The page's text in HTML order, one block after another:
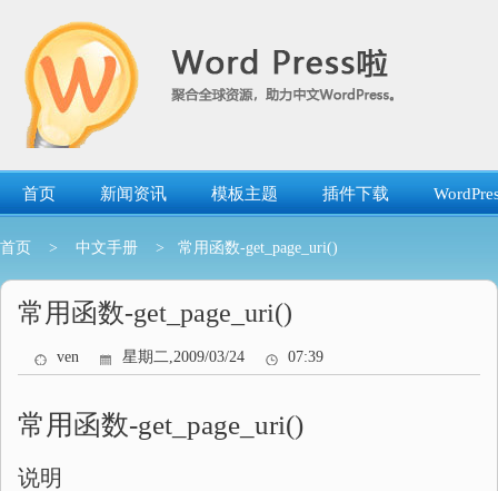
首页 新闻资讯 模板主题 插件下载
首页 > 中文手册 > 常用函数-get_page_uri()
常用函数-get_page_uri()
ven 星期二,2009/03/24 07:39
常用函数-get_page_uri()
说明